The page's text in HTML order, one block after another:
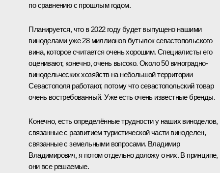
по сравнению с прошлым годом.
Планируется, что в 2022 году будет выпущено нашими
виноделами уже 28 миллионов бутылок севастопольского
вина, которое считается очень хорошим. Специалисты его
оценивают, конечно, очень высоко. Около 50 виноградно-
винодельческих хозяйств на небольшой территории
Севастополя работают, потому что севастопольский товар
очень востребованный. Уже есть очень известные бренды.
Конечно, есть определённые трудности у наших виноделов,
связанные с развитием туристической части виноделен,
связанные с земельными вопросами. Владимир
Владимирович, я потом отдельно доложу о них. В принципе,
они все решаемые.